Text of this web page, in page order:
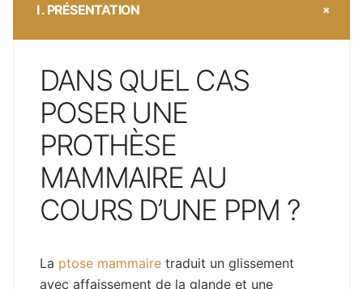
I . PRÉSENTATION
DANS QUEL CAS
POSER UNE
PROTHÈSE
MAMMAIRE AU
COURS D’UNE PPM ?
La ptose mammaire traduit un glissement
avec affaissement de la glande et une